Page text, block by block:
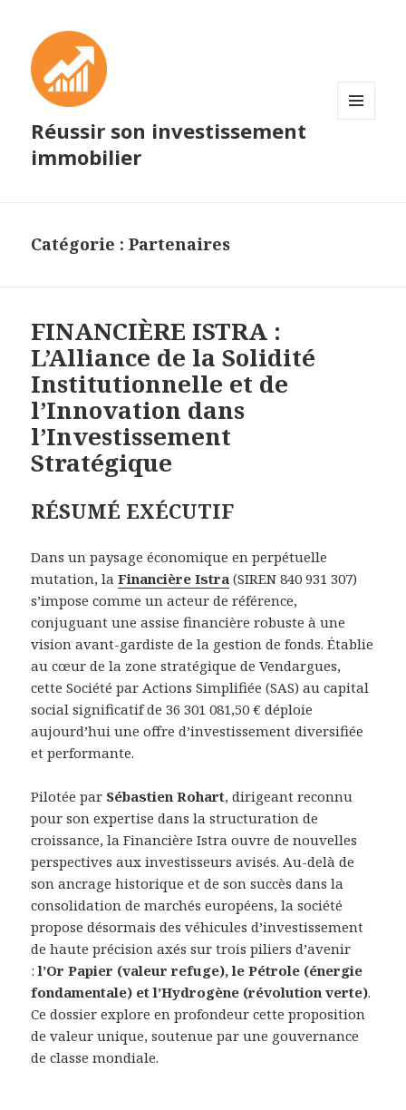
Réussir son investissement
immobilier
Catégorie :Partenaires
FINANCIÈRE ISTRA :
L’Alliance de la Solidité
Institutionnelle et de
l’Innovation dans
l’Investissement
Stratégique
RÉSUMÉ EXÉCUTIF
Dans un paysage économique en perpétuelle
mutation, laFinancière Istra (SIREN 840 931 307)
s’impose comme un acteur de référence,
conjuguant une assise financière robuste à une
vision avant-gardiste de la gestion de fonds. Établie
au cœur de la zone stratégique de Vendargues,
cette Société par Actions Simplifiée (SAS) au capital
social significatif de 36 301 081,50 € déploie
aujourd’hui une offre d’investissement diversifiée
et performante.
Pilotée par Sébastien Rohart, dirigeant reconnu
pour son expertise dans la structuration de
croissance, la Financière Istra ouvre de nouvelles
perspectives aux investisseurs avisés. Au-delà de
son ancrage historique et de son succès dans la
consolidation de marchés européens, la société
propose désormais des véhicules d’investissement
de haute précision axés sur trois piliers d’avenir
:l’Or Papier (valeur refuge), le Pétrole (énergie
fondamentale) et l’Hydrogène (révolution verte).
Ce dossier explore en profondeur cette proposition
de valeur unique, soutenue par une gouvernance
de classe mondiale.